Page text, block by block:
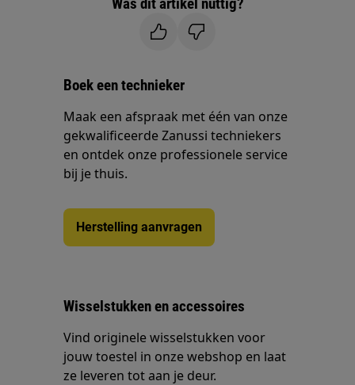
Boek een technieker
Maak een afspraak met één van onze
gekwalificeerde Zanussi techniekers
en ontdek onze professionele service
bij je thuis.
Herstelling aanvragen
Wisselstukken en accessoires
Vind originele wisselstukken voor
jouw toestel in onze webshop en laat
ze leveren tot aan je deur.